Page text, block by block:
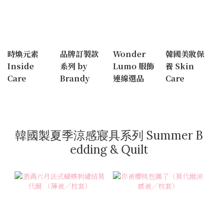
時煥元素
Inside
Care
品牌訂製款
系列 by
Brandy
Wonder
Lumo 服飾
連線選品
韓國美妝保
養 Skin
Care
韓國製夏季涼感寢具系列 Summer B
edding & Quilt